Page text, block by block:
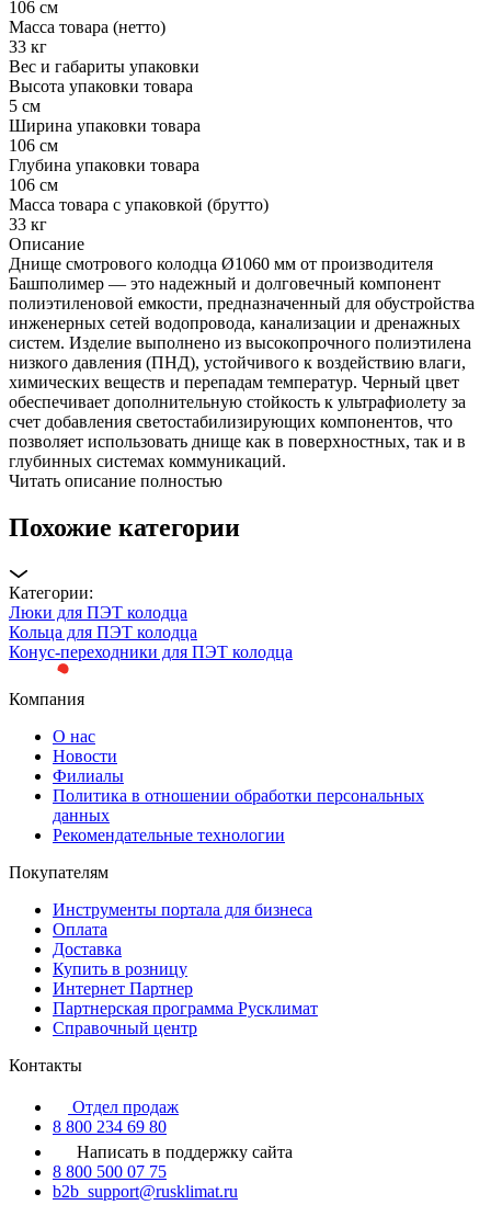
106 см
Масса товара (нетто)
33 кг
Вес и габариты упаковки
Высота упаковки товара
5 см
Ширина упаковки товара
106 см
Глубина упаковки товара
106 см
Масса товара с упаковкой (брутто)
33 кг
Описание
Днище смотрового колодца Ø1060 мм от производителя
Башполимер — это надежный и долговечный компонент
полиэтиленовой емкости, предназначенный для обустройства
инженерных сетей водопровода, канализации и дренажных
систем. Изделие выполнено из высокопрочного полиэтилена
низкого давления (ПНД), устойчивого к воздействию влаги,
химических веществ и перепадам температур. Черный цвет
обеспечивает дополнительную стойкость к ультрафиолету за
счет добавления светостабилизирующих компонентов, что
позволяет использовать днище как в поверхностных, так и в
глубинных системах коммуникаций.
Читать описание полностью
Похожие категории
Категории:
Люки для ПЭТ колодца
Кольца для ПЭТ колодца
Конус-переходники для ПЭТ колодца
Компания
О нас
Новости
Филиалы
Политика в отношении обработки персональных
данных
Рекомендательные технологии
Покупателям
Инструменты портала для бизнеса
Оплата
Доставка
Купить в розницу
Интернет Партнер
Партнерская программа Русклимат
Справочный центр
Контакты
Отдел продаж
8 800 234 69 80
Написать в поддержку сайта
8 800 500 07 75
b2b_support@rusklimat.ru